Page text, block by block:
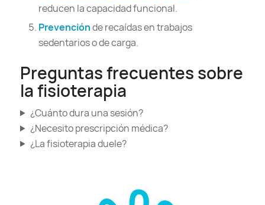
reducen la capacidad funcional.
Prevenciónde recaídas en trabajos
sedentarios o de carga.
Preguntas frecuentes sobre
la fisioterapia
¿Cuánto dura una sesión?
¿Necesito prescripción médica?
¿La fisioterapia duele?